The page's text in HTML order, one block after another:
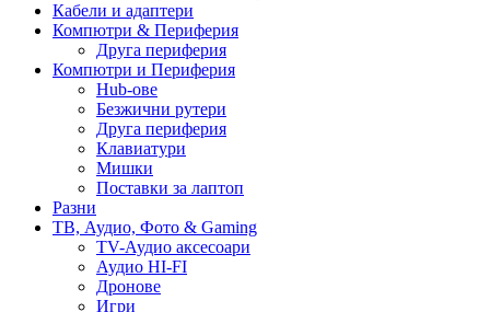
Кабели и адаптери
Компютри & Периферия
Друга периферия
Компютри и Периферия
Hub-ове
Безжични рутери
Друга периферия
Клавиатури
Мишки
Поставки за лаптоп
Разни
ТВ, Аудио, Фото & Gaming
TV-Аудио аксесоари
Аудио HI-FI
Дронове
Игри